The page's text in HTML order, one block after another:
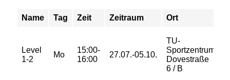
Name Tag Zeit Zeitraum Ort
Level
1-2
Mo
15:00-
16:00
27.07.-05.10.
TU-
Sportzentrum
Dovestraße
6 / B